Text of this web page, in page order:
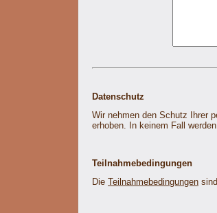
Datenschutz
Wir nehmen den Schutz Ihrer
erhoben. In keinem Fall
Teilnahmebedingungen
Die Teilnahmebedingungen